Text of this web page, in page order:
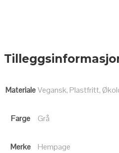
MaterialeVegansk, Plastfritt,
Farge Grå
Merke Hempage